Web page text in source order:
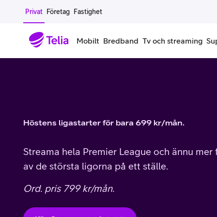
Gå till sidans innehåll
Privat Företag Fastighet
Mobilt
Samsung Galaxy
Google Pixel
Alla mobiltelefoner
Begagnade mobiltelefoner
Extra
Bredband Tv och streaming
Höstens ligastarter för bara 699 kr/mån.
Streama hela Premier League och ännu
av de största ligorna på ett ställe.
Ord. pris 799 kr/mån.